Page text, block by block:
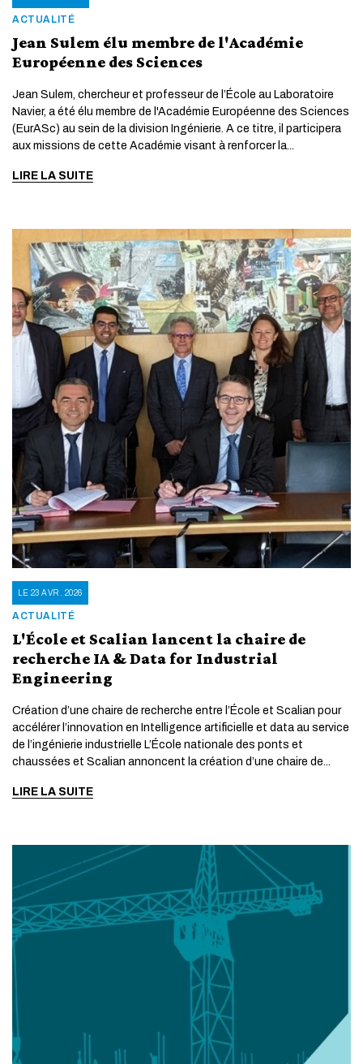
ACTUALITÉ
Jean Sulem élu membre de l'Académie
Européenne des Sciences
Jean Sulem, chercheur et professeur de l’École au Laboratoire
Navier, a été élu membre de l'Académie Européenne des Sciences
(EurASc) au sein de la division Ingénierie. A ce titre, il participera
aux missions de cette Académie visant à renforcer la...
LIRE LA SUITE
ACTUALITÉ
LE 23 AVR. 2026
L'École et Scalian lancent la chaire de
recherche IA & Data for Industrial
Engineering
Création d’une chaire de recherche entre l’École et Scalian pour
accélérer l’innovation en Intelligence artificielle et data au service
de l’ingénierie industrielle L’École nationale des ponts et
chaussées et Scalian annoncent la création d’une chaire de...
LIRE LA SUITE